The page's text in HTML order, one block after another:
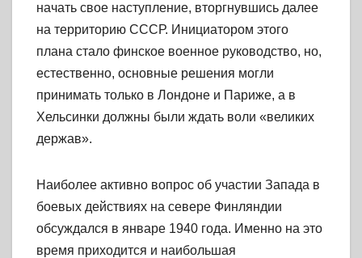
начать свое наступление, вторгнувшись далее
на территорию СССР. Инициатором этого
плана стало финское военное руководство, но,
естественно, основные решения могли
принимать только в Лондоне и Париже, а в
Хельсинки должны были ждать воли «великих
держав».
Наиболее активно вопрос об участии Запада в
боевых действиях на севере Финляндии
обсуждался в январе 1940 года. Именно на это
время приходится и наибольшая